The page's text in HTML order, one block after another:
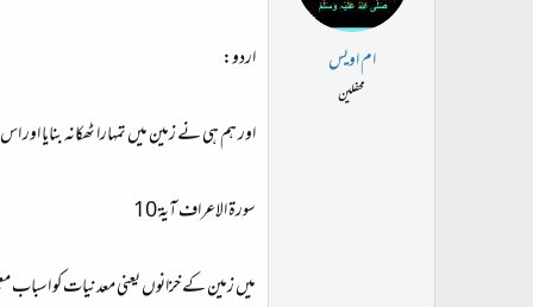
ام اویس
محفلین
اردو:
اور ہم ہی نے زمین میں تمہارا ٹھکانہ بنایا
سورة الاعراف آیة 10
میں زمین کے خزانوں یعنی معدنیات کو اسباب